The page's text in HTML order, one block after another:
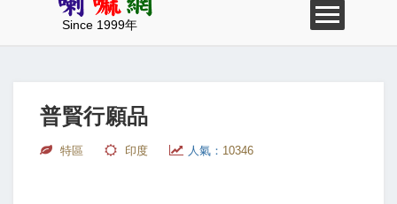
Since 1999年
普賢行願品
特區 印度 人氣： 10346